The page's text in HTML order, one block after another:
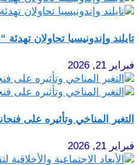
تايلند وإندونيسيا تحاولان
فبراير 21, 2026
التغير المناخي وتأثيره على
فبراير 21, 2026